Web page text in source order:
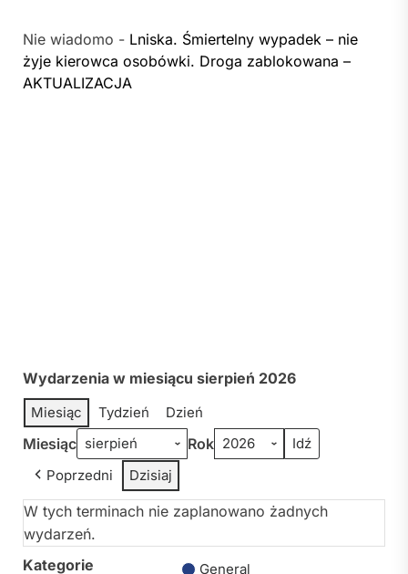
Nie wiadomo - Lniska. Śmiertelny wypadek – nie
żyje kierowca osobówki. Droga zablokowana –
AKTUALIZACJA
Wydarzenia w miesiącu sierpień 2026
Miesiąc Tydzień Dzień
Miesiąc Rok
Poprzedni Dzisiaj
W tych terminach nie zaplanowano żadnych
wydarzeń.
Kategorie
General